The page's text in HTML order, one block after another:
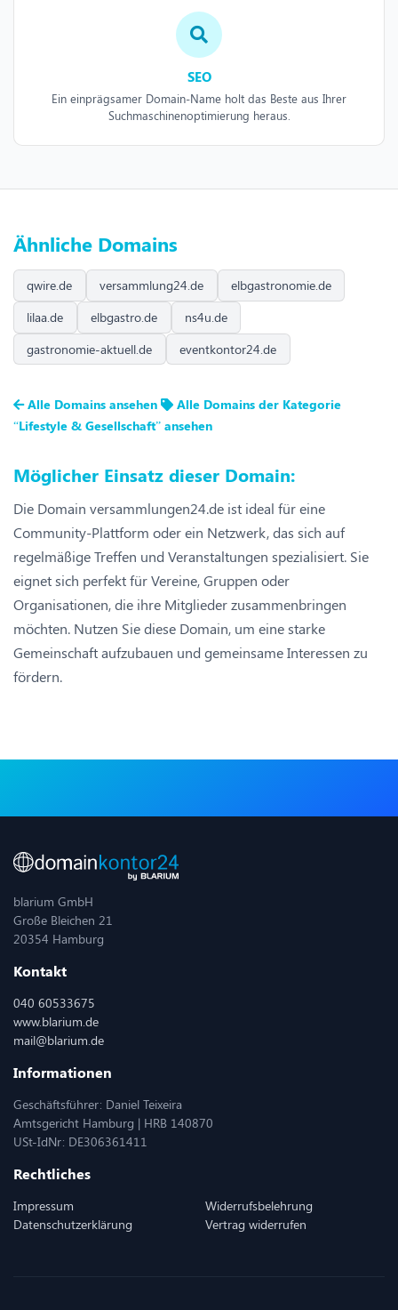
SEO
Ein einprägsamer Domain-Name holt das Beste aus Ihrer
Suchmaschinenoptimierung heraus.
Ähnliche Domains
qwire.de versammlung24.de
elbgastronomie.de
lilaa.de
elbgastro.de
ns4u.de
gastronomie-aktuell.de
eventkontor24.de
Alle Domains ansehen
Alle Domains der Kategorie
“Lifestyle & Gesellschaft” ansehen
Möglicher Einsatz dieser Domain:
Die Domain versammlungen24.de ist ideal für eine
Community-Plattform oder ein Netzwerk, das sich auf
regelmäßige Treffen und Veranstaltungen spezialisiert. Sie
eignet sich perfekt für Vereine, Gruppen oder
Organisationen, die ihre Mitglieder zusammenbringen
möchten. Nutzen Sie diese Domain, um eine starke
Gemeinschaft aufzubauen und gemeinsame Interessen zu
fördern.
blarium GmbH
Große Bleichen 21
20354 Hamburg
Kontakt
040 60533675
www.blarium.de
mail@blarium.de
Informationen
Geschäftsführer: Daniel Teixeira
Amtsgericht Hamburg | HRB 140870
USt-IdNr: DE306361411
Rechtliches
Impressum
Datenschutzerklärung
Widerrufsbelehrung
Vertrag widerrufen